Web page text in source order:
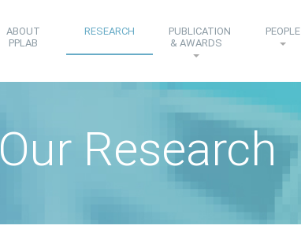
ABOUT
PPLAB
RESEARCH
PUBLICATION
& AWARDS
PEOPLE
Our Research